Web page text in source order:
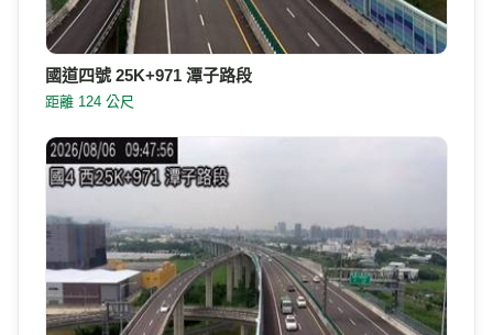
國道四號 25K+971 潭子路段
距離 124 公尺